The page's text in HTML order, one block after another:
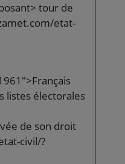
tour de
etat-
listes électorales
de son droit
civil/?